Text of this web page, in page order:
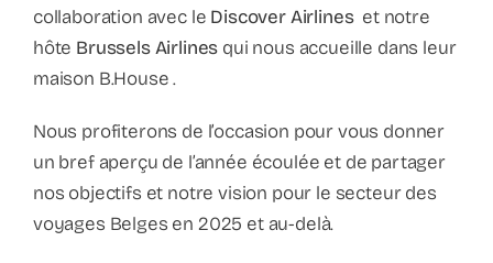
collaboration avec le Discover Airlines et notre
hôte Brussels Airlines qui nous accueille dans leur
maison B.House .
Nous profiterons de l’occasion pour vous donner
un bref aperçu de l’année écoulée et de partager
nos objectifs et notre vision pour le secteur des
voyages Belges en 2025 et au-delà.